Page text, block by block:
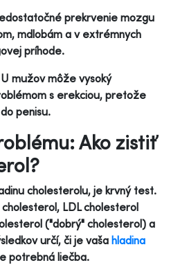
prekrvenie mozgu
mdlobám a v extrémnych
príhode.
mužov môže vysoký
s erekciou, pretože
penisu.
Ako zistiť
cholesterolu, je krvný test.
LDL cholesterol
("dobrý" cholesterol) a
určí, či je vaša hladina
potrebná liečba.